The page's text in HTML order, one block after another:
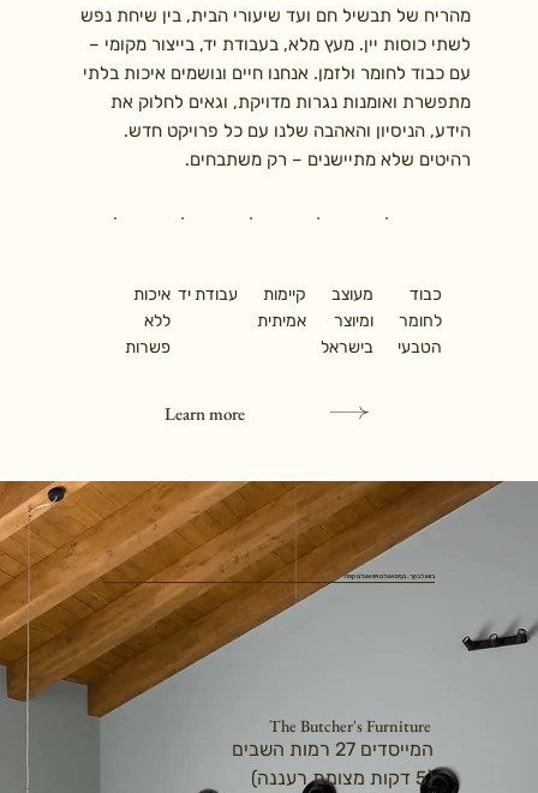
מהריח של תבשיל חם ועד שיעורי הבית, בין שיחת נפש
לשתי כוסות יין. מעץ מלא, בעבודת יד, בייצור מקומי –
עם כבוד לחומר ולזמן. אנחנו חיים ונושמים איכות בלתי
מתפשרת ואומנות נגרות מדויקת, וגאים לחלוק את
הידע, הניסיון והאהבה שלנו עם כל פרויקט חדש.
רהיטים שלא מתיישנים – רק משתבחים.
כבוד
לחומר
הטבעי
מעוצב
ומיוצר
בישראל
קיימות
אמיתית
עבודת יד איכות
ללא
פשרות
Learn more
בואו לבקר. נעים אצלנו ויש אצלנו קפה
The Butcher's Furniture
המייסדים 27 רמות השבים
(5 דקות מצומת רעננה)